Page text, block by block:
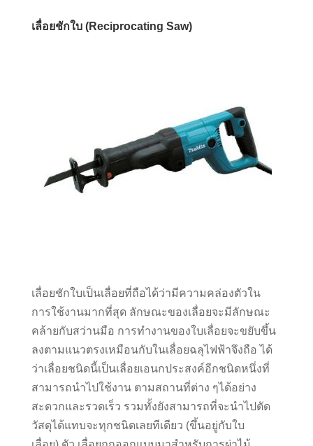
เลื่อยชักใบ (Reciprocating Saw)
เลื่อยชักใบเป็นเลื่อยที่ถือได้ว่ามีความคล่องตัวใน
การใช้งานมากที่สุด ลักษณะของเลื่อยจะมีลักษณะ
คล้ายกับสว่านมือ การทำงานของใบเลื่อยจะขยับขึ้น
ลงตามแนวตรงเหมือนกับในเลื่อยฉลุไฟฟ้าจึงถือ ได้
ว่าเลื่อยชนิดนี้เป็นเลื่อยเอนกประสงค์อีกชนิดหนึ่งที่
สามารถนำไปใช้งาน ตามสถานที่ต่าง ๆได้อย่าง
สะดวกและรวดเร็ว รวมทั้งยังสามารถที่จะนำไปตัด
วัสดุได้แทบจะทุกชนิดเลยทีเดียว (ขึ้นอยู่กับใบ